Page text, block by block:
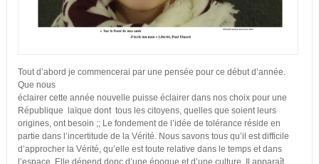
Tout d’abord je commencerai par une pensée pour ce début d’année.
Que nous
éclairer cette année nouvelle puisse éclairer dans nos choix pour une
République laïque dont tous les citoyens, quelles que soient leurs
origines, ont besoin ;; Le fondement de l’idée de tolérance réside en
partie dans l’incertitude de la Vérité. Nous savons tous qu’il est difficile
d’approcher la Vérité, qu’elle est toute relative dans le temps et dans
l’espace. Elle dépend donc d’une époque et d’une culture. Il apparaît